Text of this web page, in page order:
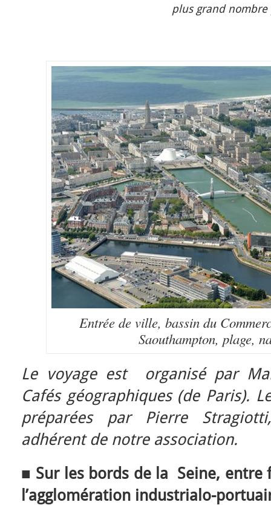
plus grand
Entrée de ville, bassin du
Saouthampton, plage,
Le voyage est organisé par
Cafés géographiques (de Paris).
préparées par Pierre
adhérent de notre association.
■ Sur les bords de la Seine, entre
l’agglomération industrialo-